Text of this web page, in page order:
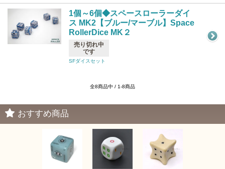
1個～6個◆スペースローラーダイ
ス MK2【ブルー/マーブル】Space
RollerDice MK２
売り切れ中
です
SFダイスセット
全8商品中 / 1-8商品
おすすめ商品